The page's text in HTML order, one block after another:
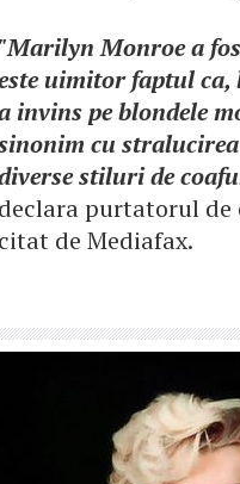
"Marilyn Monroe a
uimitor faptul ca,
invins pe blondele
cu
stiluri de
declara purtatorul de
citat de Mediafax.